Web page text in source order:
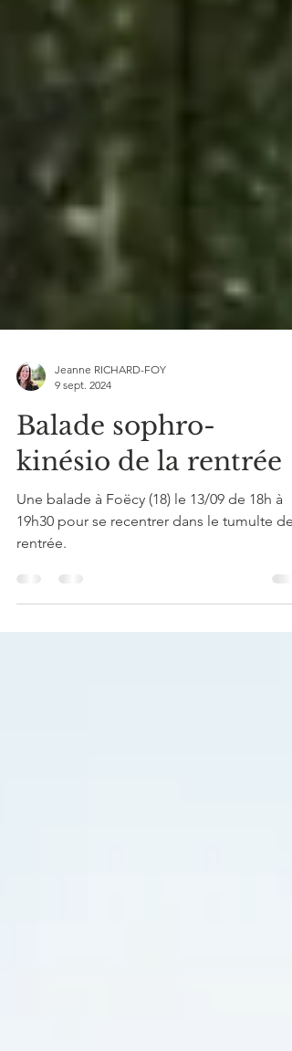
Jeanne RICHARD-FOY
9 sept. 2024
Balade sophro-
kinésio de la rentrée
Une balade à Foëcy (18) le 13/09 de 18h à